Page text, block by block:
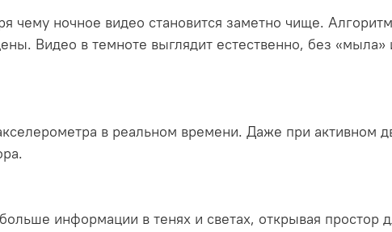
чему ночное видео становится заметно чище.
Видео в темноте выглядит естественно, без «мыла»
в реальном времени. Даже при активном
информации в тенях и светах, открывая простор